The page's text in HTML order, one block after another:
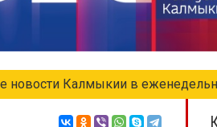
выпуске «Местное время.